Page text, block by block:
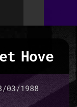
Hove
03/1988